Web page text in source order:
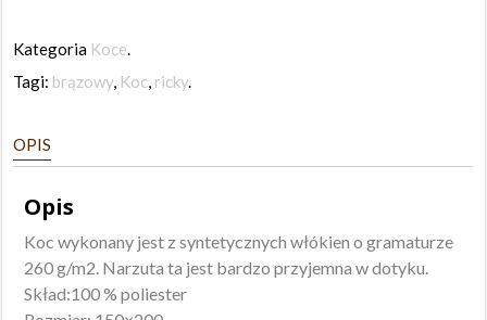
150x200
brązowy
Kategoria Koce.
Tagi: brązowy, Koc, ricky.
OPIS
Opis
Koc wykonany jest z syntetycznych włókien o gramaturze
260 g/m2. Narzuta ta jest bardzo przyjemna w dotyku.
Skład:100 % poliester